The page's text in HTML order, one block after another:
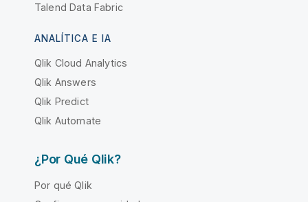
Talend Data Fabric
ANALÍTICA E IA
Qlik Cloud Analytics
Qlik Answers
Qlik Predict
Qlik Automate
¿Por Qué Qlik?
Por qué Qlik